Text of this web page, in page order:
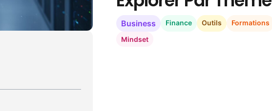
Business Finance Outils
Formations
Mindset